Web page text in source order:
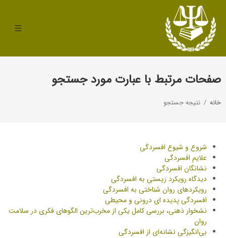
صفحات مرتبط با عبارت مورد جستجو
خانه نتیجه جستجو
شروع و شیوع افسردگی
علایم افسردگی
نشانگان افسردگی
دیدگاه رویکرد زیستی به افسردگی
رویکردهای روان شناختی به افسردگی
افسردگی پدیده‌ ای درونی و محیطی
نشخوار ذهنی، بررسی کامل یکی از مخرب‌ترین الگوهای فکری در سلامت
روان
بی‌انگیزگی نشانه‌ای از افسردگی